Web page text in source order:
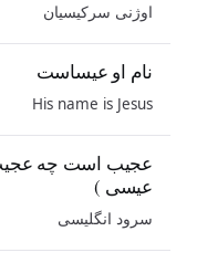
اوژنی سرکیسیان
نام او عیساست
His name is Jesus
عجیب است چه
عیسی )
سرود انگلیسی